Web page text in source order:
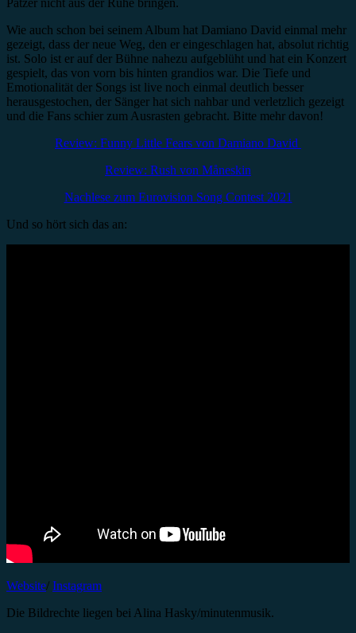
Patzer nicht aus der Ruhe bringen.
Wie auch schon bei seinem Album hat Damiano David einmal mehr
gezeigt, dass der neue Weg, den er eingeschlagen hat, absolut richtig
ist. Solo ist er auf der Bühne nahezu aufgeblüht und hat ein Konzert
gespielt, das von vorn bis hinten grandios war. Die Tiefe und
Emotionalität der Songs ist live noch einmal deutlich besser
herausgestochen, der Sänger hat sich nahbar und verletzlich gezeigt
und die Fans schier zum Ausrasten gebracht. Bitte mehr davon!
Review: Funny Little Fears von Damiano David
Review: Rush von Måneskin
Nachlese zum Eurovision Song Contest 2021
Und so hört sich das an:
Website/ Instagram
Die Bildrechte liegen bei Alina Hasky/minutenmusik.